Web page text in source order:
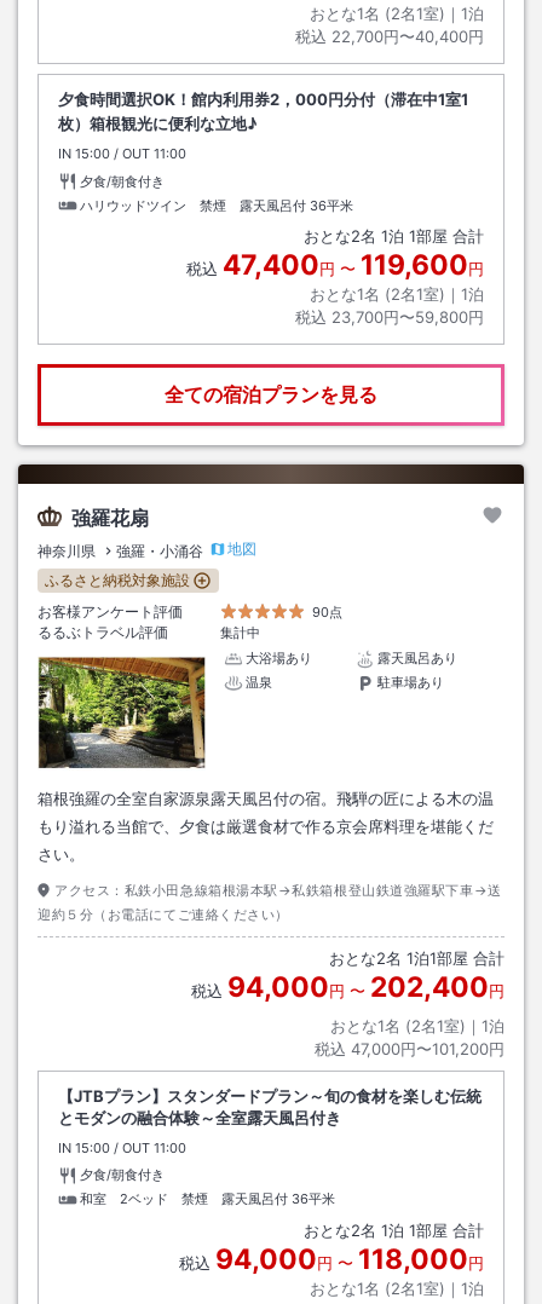
おとな1名 (2名1室)｜ 1泊
税込 22,700円〜40,400円
夕食時間選択OK！館内利用券2，000円分付（滞在中1室1
枚）箱根観光に便利な立地♪
IN チェックイン
15:00 / OUT チェックアウト
11:00
夕食/朝食付き
ハリウッドツイン 禁煙 露天風呂付 36平米
おとな2名 1泊 1部屋 合計
税込 47,400円 〜 119,600円
おとな1名 (2名1室)｜ 1泊
税込 23,700円〜59,800円
全ての宿泊プランを見る
強羅花扇
神奈川県 強羅・小涌谷
地図
ふるさと納税対象施設
お客様アンケート評価
90点
るるぶトラベル評価
集計中
大浴場あり
露天風呂あり
温泉
駐車場あり
箱根強羅の全室自家源泉露天風呂付の宿。飛騨の匠による木の温
もり溢れる当館で、夕食は厳選食材で作る京会席料理を堪能くだ
さい。
アクセス： 私鉄小田急線箱根湯本駅→私鉄箱根登山鉄道強羅駅下車→送
迎約５分（お電話にてご連絡ください）
おとな2名 1泊1部屋 合計
税込 94,000円 〜 202,400円
おとな1名 (2名1室)｜ 1泊
税込 47,000円〜101,200円
【JTBプラン】スタンダードプラン～旬の食材を楽しむ伝統
とモダンの融合体験～全室露天風呂付き
IN チェックイン
15:00 / OUT チェックアウト
11:00
夕食/朝食付き
和室 2ベッド 禁煙 露天風呂付 36平米
おとな2名 1泊 1部屋 合計
税込 94,000円 〜 118,000円
おとな1名 (2名1室)｜ 1泊